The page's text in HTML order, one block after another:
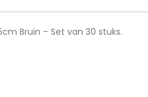
Bruin – Set van 30 stuks.